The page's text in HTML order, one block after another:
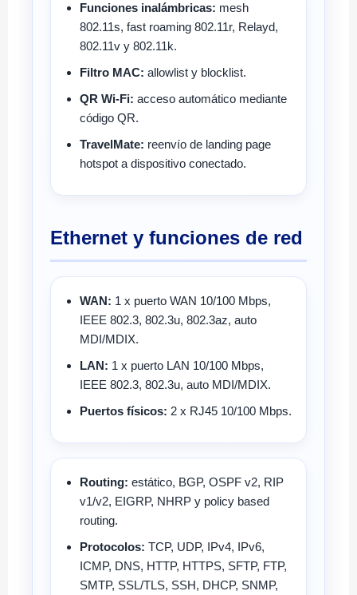
Funciones inalámbricas: mesh
802.11s, fast roaming 802.11r, Relayd,
802.11v y 802.11k.
Filtro MAC: allowlist y blocklist.
QR Wi-Fi: acceso automático mediante
código QR.
TravelMate: reenvío de landing page
hotspot a dispositivo conectado.
Ethernet y funciones de red
WAN: 1 x puerto WAN 10/100 Mbps,
IEEE 802.3, 802.3u, 802.3az, auto
MDI/MDIX.
LAN: 1 x puerto LAN 10/100 Mbps,
IEEE 802.3, 802.3u, auto MDI/MDIX.
Puertos físicos: 2 x RJ45 10/100 Mbps.
Routing: estático, BGP, OSPF v2, RIP
v1/v2, EIGRP, NHRP y policy based
routing.
Protocolos: TCP, UDP, IPv4, IPv6,
ICMP, DNS, HTTP, HTTPS, SFTP, FTP,
SMTP, SSL/TLS, SSH, DHCP, SNMP,